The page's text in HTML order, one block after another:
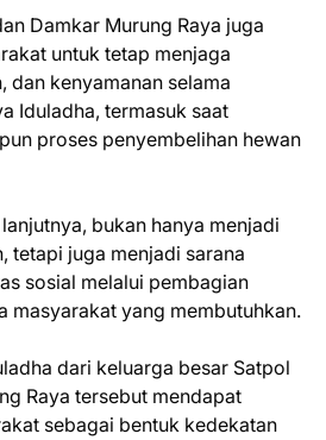
Damkar Murung Raya juga
untuk tetap menjaga
dan kenyamanan selama
Iduladha, termasuk saat
proses penyembelihan hewan
bukan hanya menjadi
tetapi juga menjadi sarana
sosial melalui pembagian
masyarakat yang membutuhkan.
dari keluarga besar Satpol
Raya tersebut mendapat
sebagai bentuk kedekatan